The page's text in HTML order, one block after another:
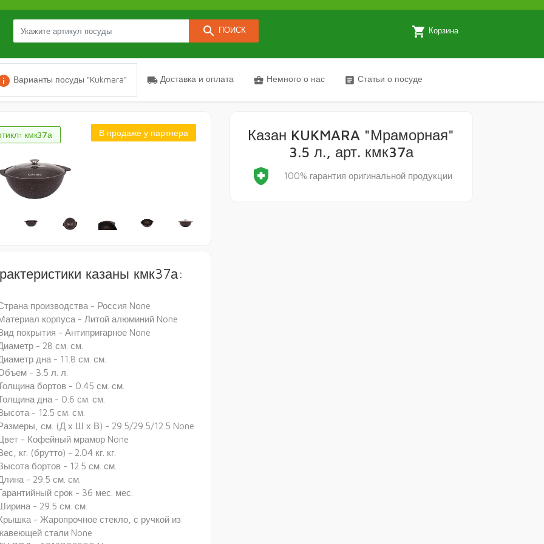
search ПОИСК local_grocery_store Корзина
Варианты посуды "Kukmara" local_shipping Доставка и оплата business_center Немного о нас article Статьи о посуде
кмк37а В продаже у партнера
Казан KUKMARA "Мраморная"
3.5 л., арт. кмк37а
health_and_safety 100% гарантия оригинальной продукции
казаны кмк37а:
производства - Россия None
корпуса - Литой алюминий None
покрытия - Антипригарное None
- 28 см. см.
дна - 11.8 см. см.
- 3.5 л. л.
бортов - 0.45 см. см.
дна - 0.6 см. см.
- 12.5 см. см.
см. (Д х Ш х В) - 29.5/29.5/12.5 None
- Кофейный мрамор None
кг. (брутто) - 2.04 кг. кг.
бортов - 12.5 см. см.
- 29.5 см. см.
срок - 36 мес. мес.
- 29.5 см. см.
- Жаропрочное стекло, с ручкой из
стали None